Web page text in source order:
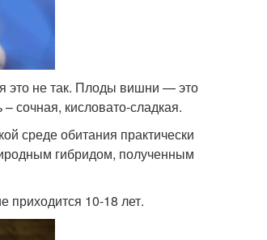
это не так. Плоды вишни — это
сочная, кисловато-сладкая.
среде обитания практически
гибридом, полученным
приходится 10-18 лет.